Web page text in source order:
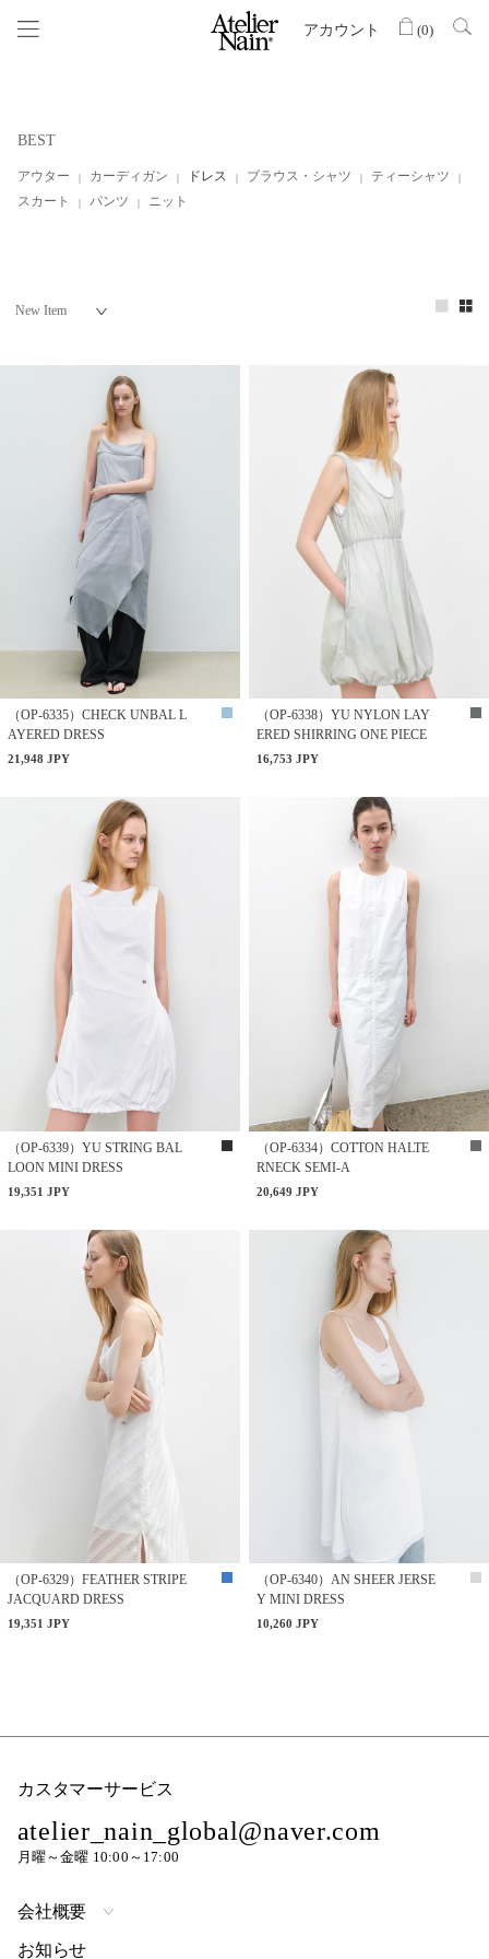
アカウント (0)
BEST
アウター カーディガン ドレス ブラウス・シャツ
ティーシャツ
スカート
パンツ ニット
（OP-6335）CHECK UNBAL L
AYERED DRESS
21,948 JPY
（OP-6338）YU NYLON LAY
ERED SHIRRING ONE PIECE
16,753 JPY
（OP-6339）YU STRING BAL
LOON MINI DRESS
19,351 JPY
（OP-6334）COTTON HALTE
RNECK SEMI-A
20,649 JPY
（OP-6329）FEATHER STRIPE
JACQUARD DRESS
19,351 JPY
（OP-6340）AN SHEER JERSE
Y MINI DRESS
10,260 JPY
カスタマーサービス
atelier_nain_global@naver.com
月曜～金曜 10:00～17:00
会社概要
お知らせ